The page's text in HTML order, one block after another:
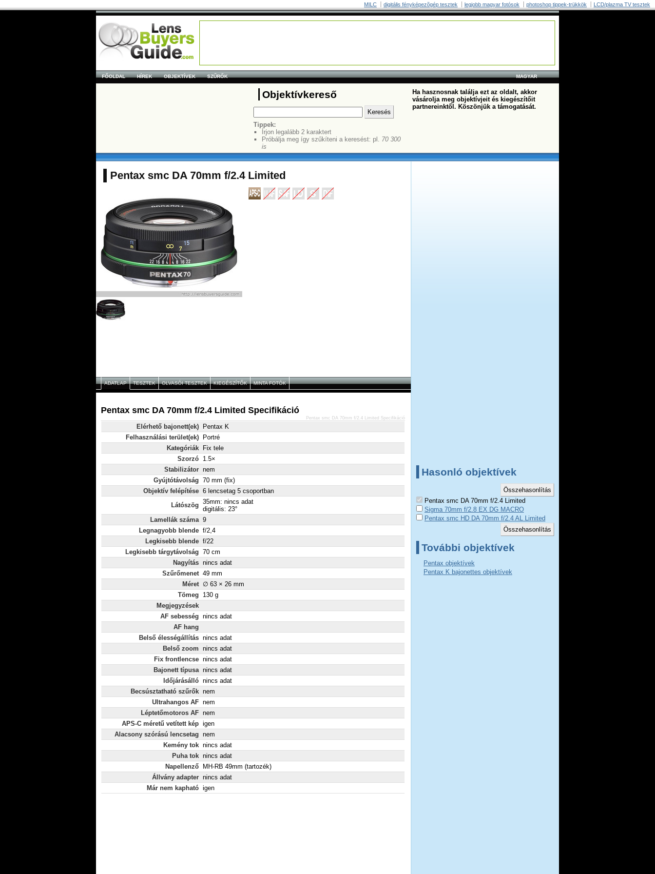
MILC digitális fényképezõgép tesztek legjobb magyar fotósok photoshop tippek-trükkök LCD/plazma TV tesztek
MAGYAR
FŐOLDAL HÍREK OBJEKTÍVEK SZŰRŐK
Objektívkereső
Tippek:
Írjon legalább 2 karaktert
Próbálja meg így szűkíteni a keresést: pl. 70 300
is
Ha hasznosnak találja ezt az oldalt, akkor
vásárolja meg objektívjeit és kiegészítőit
partnereinktől. Köszönjük a támogatását.
Pentax smc DA 70mm f/2.4 Limited
ADATLAP TESZTEK OLVASÓI TESZTEK KIEGÉSZÍTŐK MINTA FOTÓK
Pentax smc DA 70mm f/2.4 Limited Specifikáció
Elérhető bajonett(ek)
Pentax K
Felhasználási terület(ek)
Portré
Kategóriák
Fix tele
Szorzó 1.5×
Stabilizátor nem
Gyújtótávolság 70 mm (fix)
Objektív felépítése 6 lencsetag 5 csoportban
Látószög 35mm: nincs adat
digitális: 23°
Lamellák száma 9
Legnagyobb blende f/2,4
Legkisebb blende f/22
Legkisebb tárgytávolság 70 cm
Nagyítás nincs adat
Szűrőmenet 49 mm
Méret ∅ 63 × 26 mm
Tömeg
130 g
Megjegyzések
AF sebesség nincs adat
AF hang
Belső élességállítás nincs adat
Belső zoom nincs adat
Fix frontlencse nincs adat
Bajonett típusa nincs adat
Időjárásálló nincs adat
Becsúsztatható szűrők nem
Ultrahangos AF nem
Léptetőmotoros AF nem
APS-C méretű vetített kép igen
Alacsony szórású lencsetag nem
Kemény tok nincs adat
Puha tok nincs adat
Napellenző
MH-RB 49mm (tartozék)
Állvány adapter nincs adat
Már nem kapható igen
Pentax smc DA 70mm f/2.4 Limited Specifikáció
Hasonló objektívek
Pentax smc DA 70mm f/2.4 Limited
Sigma 70mm f/2.8 EX DG MACRO
Pentax smc HD DA 70mm f/2.4 AL Limited
További objektívek
Pentax objektívek
Pentax K bajonettes objektívek